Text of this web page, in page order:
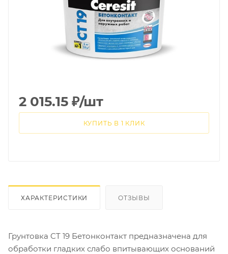
2 015.15 ₽/шт
КУПИТЬ В 1 КЛИК
ХАРАКТЕРИСТИКИ ОТЗЫВЫ
Грунтовка CT 19 Бетонконтакт предназначена для
обработки гладких слабо впитывающих оснований